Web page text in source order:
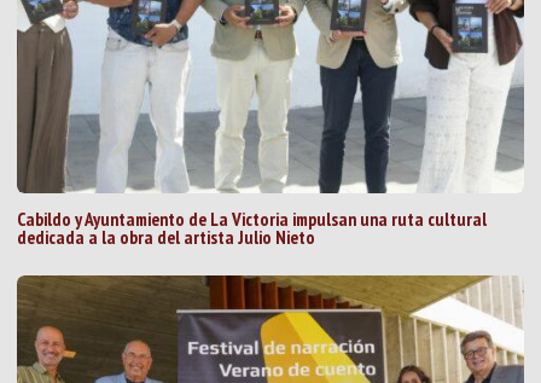
Cabildo y Ayuntamiento de La Victoria impulsan una ruta cultural
dedicada a la obra del artista Julio Nieto